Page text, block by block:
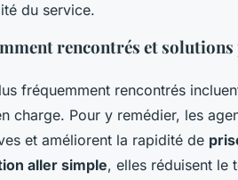
du service.
rencontrés et solutions
fréquemment rencontrés
charge. Pour y remédier, les
et améliorent la rapidité de
aller simple, elles réduisent le